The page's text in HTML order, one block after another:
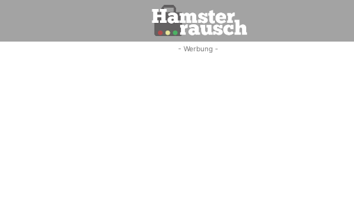
- Werbung -